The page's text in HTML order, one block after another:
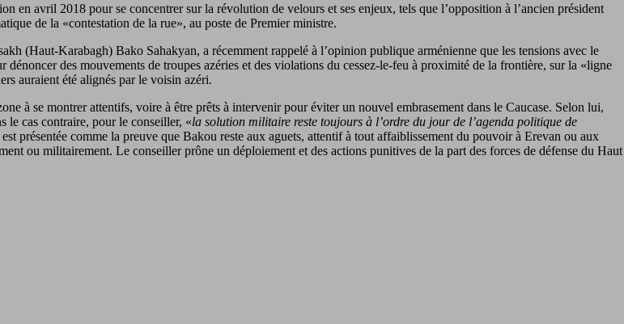
en avril 2018 pour se concentrer sur la révolution de velours et ses enjeux, tels que l’opposition à l’ancien président
de la «contestation de la rue», au poste de Premier ministre.
(Haut-Karabagh) Bako Sahakyan, a récemment rappelé à l’opinion publique arménienne que les tensions avec le
des mouvements de troupes azéries et des violations du cessez-le-feu à proximité de la frontière, sur la «ligne
auraient été alignés par le voisin azéri.
à se montrer attentifs, voire à être prêts à intervenir pour éviter un nouvel embrasement dans le Caucase. Selon lui,
le cas contraire, pour le conseiller, «la solution militaire reste toujours à l’ordre du jour de l’agenda politique de
présentée comme la preuve que Bakou reste aux aguets, attentif à tout affaiblissement du pouvoir à Erevan ou aux
ou militairement. Le conseiller prône un déploiement et des actions punitives de la part des forces de défense du Haut